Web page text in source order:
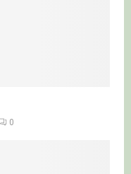
0